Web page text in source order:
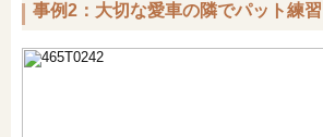
事例2：大切な愛車の隣でパット練習